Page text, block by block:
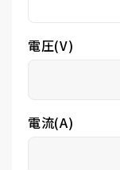
電圧(V)
電流(A)